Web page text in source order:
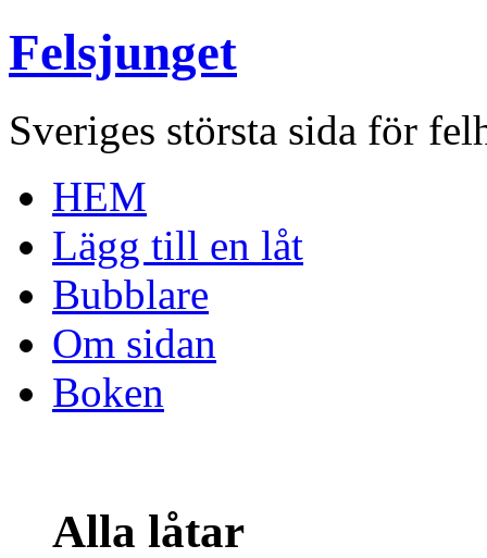
Felsjunget
Sveriges största sida för
HEM
Lägg till en låt
Bubblare
Om sidan
Boken
Alla låtar